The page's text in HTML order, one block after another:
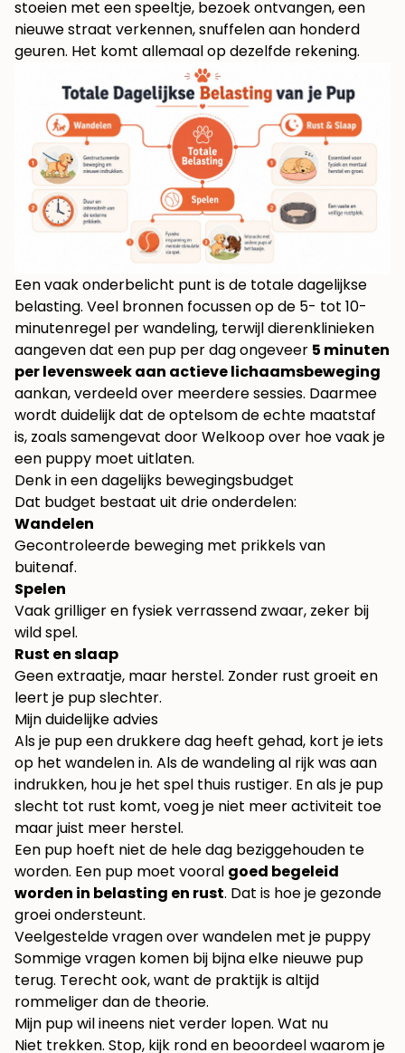
stoeien met een speeltje, bezoek ontvangen, een
nieuwe straat verkennen, snuffelen aan honderd
geuren. Het komt allemaal op dezelfde rekening.
Een vaak onderbelicht punt is de totale dagelijkse
belasting. Veel bronnen focussen op de 5- tot 10-
minutenregel per wandeling, terwijl dierenklinieken
aangeven dat een pup per dag ongeveer 5 minuten
per levensweek aan actieve lichaamsbeweging
aankan, verdeeld over meerdere sessies. Daarmee
wordt duidelijk dat de optelsom de echte maatstaf
is, zoals samengevat doorWelkoop over hoe vaak je
een puppy moet uitlaten.
Denk in een dagelijks bewegingsbudget
Dat budget bestaat uit drie onderdelen:
Wandelen
Gecontroleerde beweging met prikkels van
buitenaf.
Spelen
Vaak grilliger en fysiek verrassend zwaar, zeker bij
wild spel.
Rust en slaap
Geen extraatje, maar herstel. Zonder rust groeit en
leert je pup slechter.
Mijn duidelijke advies
Als je pup een drukkere dag heeft gehad, kort je iets
op het wandelen in. Als de wandeling al rijk was aan
indrukken, hou je het spel thuis rustiger. En als je pup
slecht tot rust komt, voeg je niet meer activiteit toe
maar juist meer herstel.
Een pup hoeft niet de hele dag beziggehouden te
worden. Een pup moet vooral goed begeleid
worden in belasting en rust. Dat is hoe je gezonde
groei ondersteunt.
Veelgestelde vragen over wandelen met je puppy
Sommige vragen komen bij bijna elke nieuwe pup
terug. Terecht ook, want de praktijk is altijd
rommeliger dan de theorie.
Mijn pup wil ineens niet verder lopen. Wat nu
Niet trekken. Stop, kijk rond en beoordeel waarom je